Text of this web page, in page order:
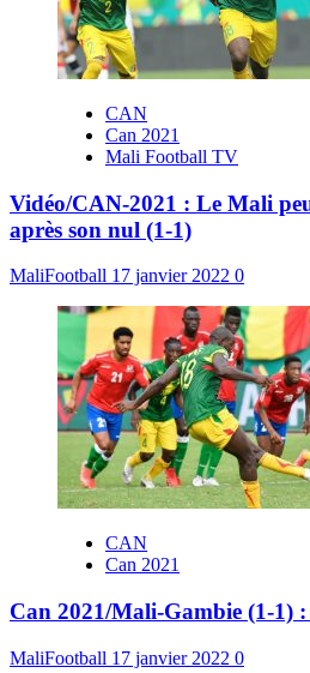
CAN
Can 2021
Mali Football TV
Vidéo/CAN-2021 : Le Mali
après son nul (1-1)
MaliFootball 17 janvier 2022 0
CAN
Can 2021
Can 2021/Mali-Gambie (1-1) :
MaliFootball 17 janvier 2022 0